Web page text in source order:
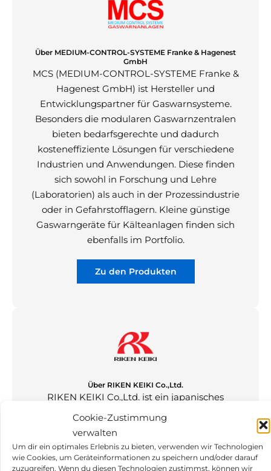
Cookie-Zustimmung
verwalten
Um dir ein optimales Erlebnis zu bieten, verwenden wir Technologien
wie Cookies, um Geräteinformationen zu speichern und/oder darauf
zuzugreifen. Wenn du diesen Technologien zustimmst, können wir
Über MEDIUM-CONTROL-SYSTEME Franke & Hagenest
GmbH
MCS (MEDIUM-CONTROL-SYSTEME Franke &
Hagenest GmbH) ist Hersteller und
Entwicklungspartner für Gaswarnsysteme.
Besonders die modularen Gaswarnzentralen
bieten bedarfsgerechte und dadurch
kosteneffiziente Lösungen für verschiedene
Industrien und Anwendungen. Diese finden
sich sowohl in Forschung und Lehre
(Laboratorien) als auch in der Prozessindustrie
oder in Gefahrstofflagern. Kleine günstige
Gaswarngeräte für Kälteanlagen finden sich
ebenfalls im Portfolio.
Zu den Produkten
Über RIKEN KEIKI Co.,Ltd.
RIKEN KEIKI Co.,Ltd. ist ein japanisches
Unternehmen, dass sich auf die Forschung,
Entwicklung und Produktion von industriellen
Gaswarnsystemen und Analysesystemen
spezialisiert hat. Die stationären Produkte